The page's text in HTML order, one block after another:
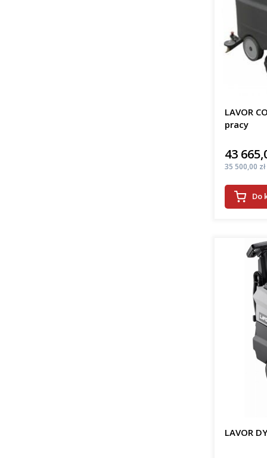
LAVOR
pracy
Cena
43
Cena
35 500,00 zł
Do
LAVOR